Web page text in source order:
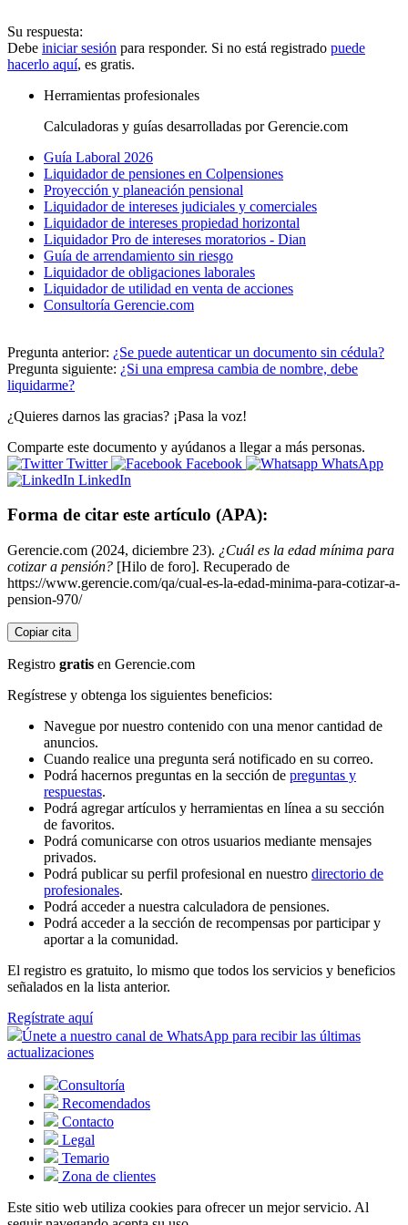
Su respuesta:
Debe iniciar sesión para responder. Si no está registrado puede
hacerlo aquí, es gratis.
Herramientas profesionales
Calculadoras y guías desarrolladas por Gerencie.com
Guía Laboral 2026
Liquidador de pensiones en Colpensiones
Proyección y planeación pensional
Liquidador de intereses judiciales y comerciales
Liquidador de intereses propiedad horizontal
Liquidador Pro de intereses moratorios - Dian
Guía de arrendamiento sin riesgo
Liquidador de obligaciones laborales
Liquidador de utilidad en venta de acciones
Consultoría Gerencie.com
Pregunta anterior: ¿Se puede autenticar un documento sin cédula?
Pregunta siguiente: ¿Si una empresa cambia de nombre, debe
liquidarme?
¿Quieres darnos las gracias? ¡Pasa la voz!
Comparte este documento y ayúdanos a llegar a más personas.
Twitter
Facebook
WhatsApp
LinkedIn
Forma de citar este artículo (APA):
Gerencie.com (2024, diciembre 23). ¿Cuál es la edad mínima para
cotizar a pensión? [Hilo de foro]. Recuperado de
https://www.gerencie.com/qa/cual-es-la-edad-minima-para-cotizar-a-
pension-970/
Copiar cita
Registro gratis en Gerencie.com
Regístrese y obtenga los siguientes beneficios:
Navegue por nuestro contenido con una menor cantidad de
anuncios.
Cuando realice una pregunta será notificado en su correo.
Podrá hacernos preguntas en la sección de preguntas y
respuestas.
Podrá agregar artículos y herramientas en línea a su sección
de favoritos.
Podrá comunicarse con otros usuarios mediante mensajes
privados.
Podrá publicar su perfil profesional en nuestro directorio de
profesionales.
Podrá acceder a nuestra calculadora de pensiones.
Podrá acceder a la sección de recompensas por participar y
aportar a la comunidad.
El registro es gratuito, lo mismo que todos los servicios y beneficios
señalados en la lista anterior.
Regístrate aquí
Únete a nuestro canal de WhatsApp para recibir las últimas
actualizaciones
Consultoría
Recomendados
Contacto
Legal
Temario
Zona de clientes
Este sitio web utiliza cookies para ofrecer un mejor servicio. Al